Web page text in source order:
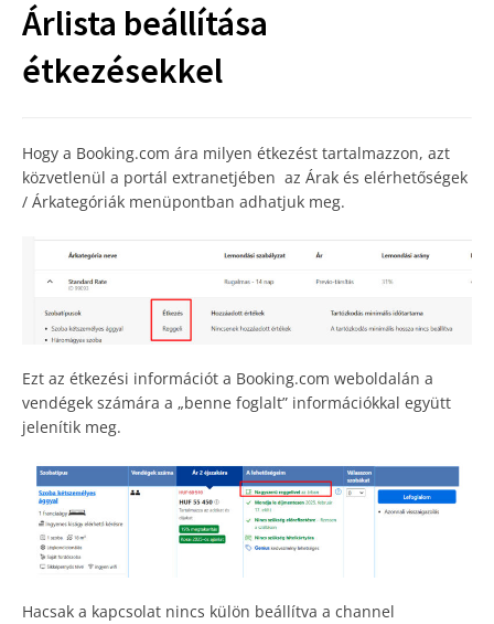
Árlista beállítása
étkezésekkel
Hogy a Booking.com ára milyen étkezést tartalmazzon, azt
közvetlenül a portál extranetjében az Árak és elérhetőségek
/ Árkategóriák menüpontban adhatjuk meg.
Ezt az étkezési információt a Booking.com weboldalán a
vendégek számára a „benne foglalt” információkkal együtt
jelenítik meg.
Hacsak a kapcsolat nincs külön beállítva a channel